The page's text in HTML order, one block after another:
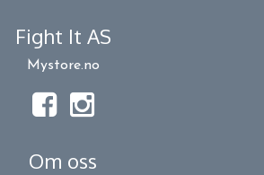
Fight It AS
Mystore.no
Om oss